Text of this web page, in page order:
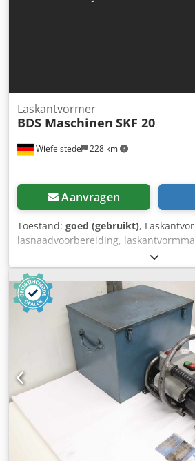
Wiefelstede 228 km
Laskantvormer
BDS Maschinen SKF 20
Aanvragen
Toestand: goed (gebruikt),
lasnaadvoorbereiding,
randfreesmachine, randfreesmachine,
freesmachine Crjdpfx Aod Izt Sefisf -
mm -Afmetingen doos: 460/360/H355